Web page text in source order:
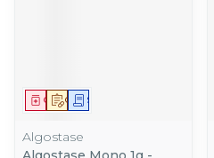
Op voorschrift
GeneesmiddelSchriftelijke aanvraag
Algostase